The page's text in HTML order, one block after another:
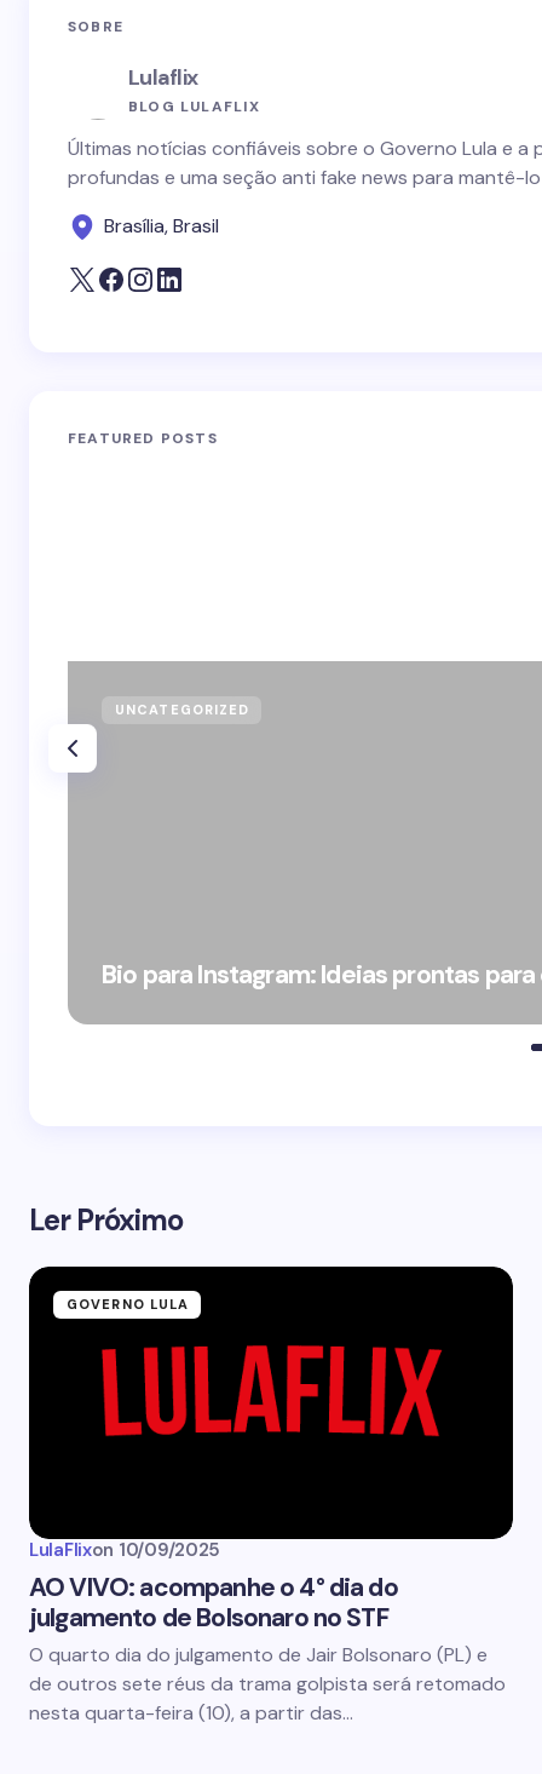
SOBRE
Lulaflix
BLOG LULAFLIX
Últimas notícias confiáveis sobre o Governo Lula e
profundas e uma seção anti fake news para mantê-
Brasília, Brasil
FEATURED POSTS
UNCATEGORIZED
Bio para Instagram: Ideias prontas
Ler Próximo
GOVERNO LULA
LulaFlixon 10/09/2025
AO VIVO: acompanhe o 4° dia do
julgamento de Bolsonaro no STF
O quarto dia do julgamento de Jair Bolsonaro (PL) e
de outros sete réus da trama golpista será retomado
nesta quarta-feira (10), a partir das…